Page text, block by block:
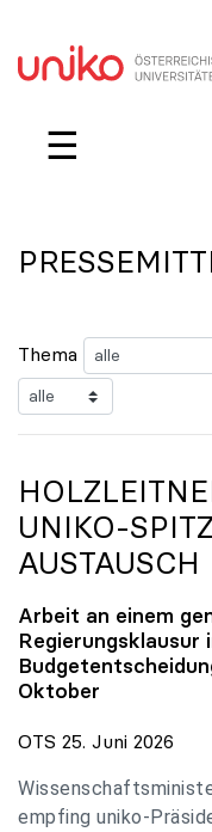
☰
Thema
UNIKO-
AUSTAUSCH
Arbeit an einem
Oktober
OTS 25. Juni 2026
empfing uniko-